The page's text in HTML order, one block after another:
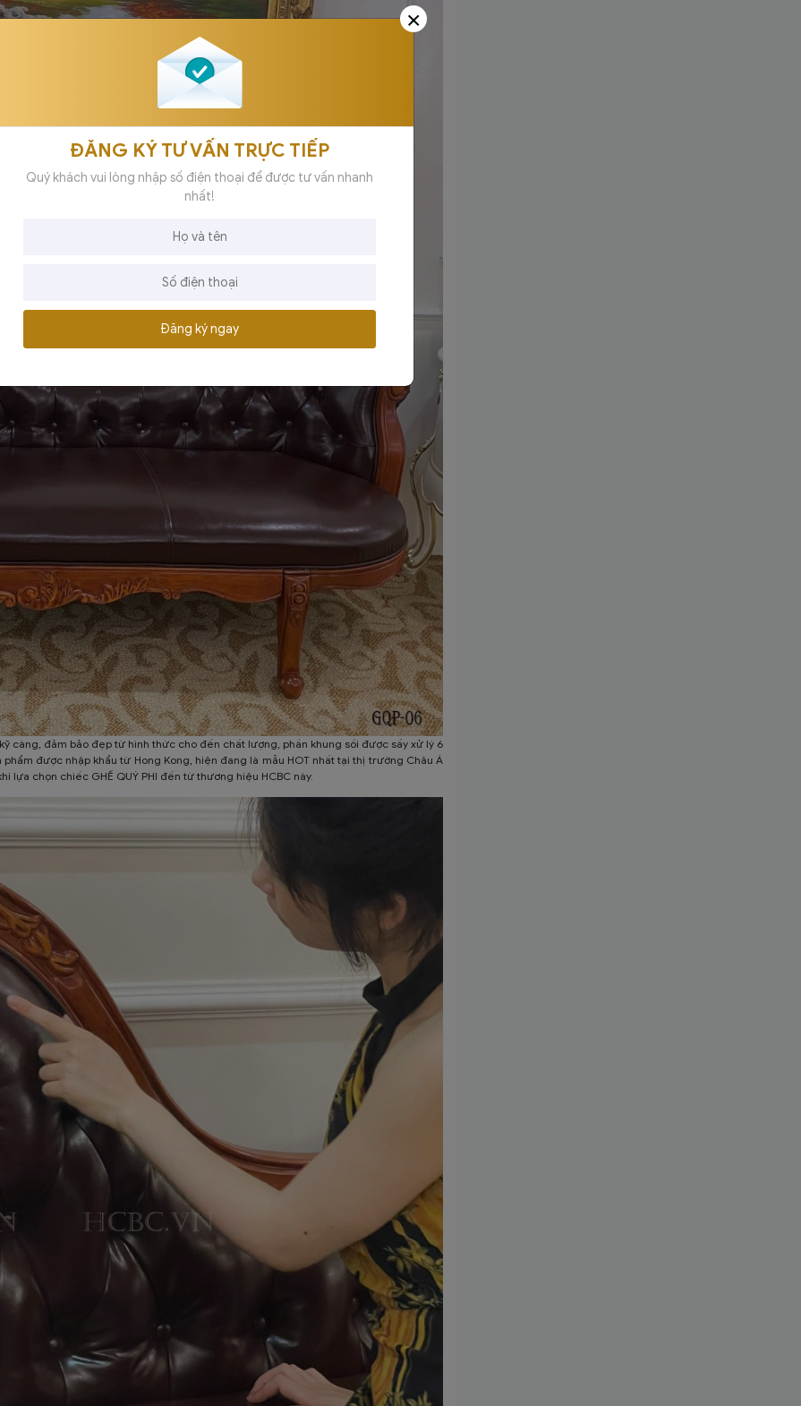
càng, đảm bảo đẹp từ hình thức cho đến chất lượng, phần khung sồi được sấy xử lý 6
được nhập khẩu từ Hong Kong, hiện đang là mẫu HOT nhất tại thị trường Châu Á
chọn chiếc GHẾ QUÝ PHI đến từ thương hiệu HCBC này.
×
ĐĂNG KÝ TƯ VẤN TRỰC TIẾP
Quý khách vui lòng nhập số điện thoại để được tư vấn nhanh
nhất!
Đăng ký ngay